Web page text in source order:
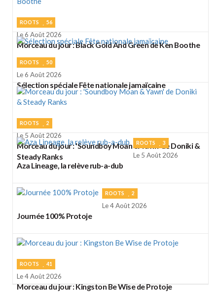
ROOTS 56
Le 6 Août 2026
Morceau du jour : Black Gold And Green de Ken Boothe
ROOTS 50
Le 6 Août 2026
Sélection spéciale Fête nationale jamaïcaine
ROOTS 2
Le 5 Août 2026
Morceau du jour : 'Soundboy Moan & Yawn' de Doniki &
Steady Ranks
ROOTS 3
Le 5 Août 2026
Aza Lineage, la relève rub-a-dub
ROOTS 2
Le 4 Août 2026
Journée 100% Protoje
ROOTS 41
Le 4 Août 2026
Morceau du jour : Kingston Be Wise de Protoje